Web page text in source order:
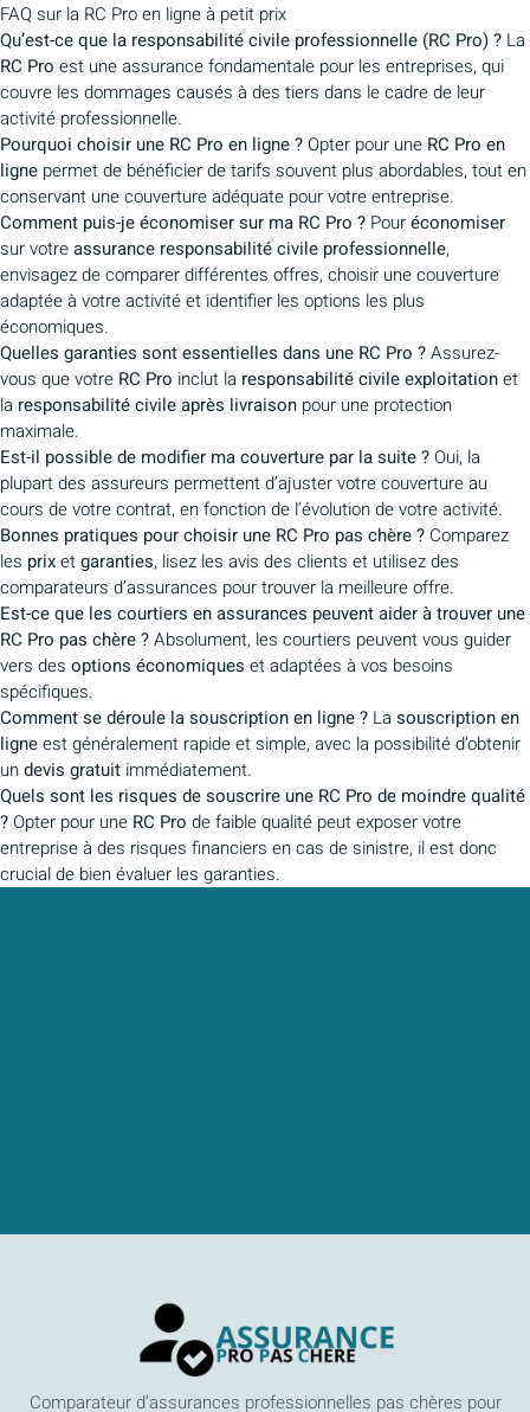
FAQ sur la RC Pro en ligne à petit prix
Qu’est-ce que la responsabilité civile professionnelle (RC Pro) ? La
RC Pro est une assurance fondamentale pour les entreprises, qui
couvre les dommages causés à des tiers dans le cadre de leur
activité professionnelle.
Pourquoi choisir une RC Pro en ligne ? Opter pour une RC Pro en
ligne permet de bénéficier de tarifs souvent plus abordables, tout en
conservant une couverture adéquate pour votre entreprise.
Comment puis-je économiser sur ma RC Pro ? Pouréconomiser
sur votreassurance responsabilité civile professionnelle,
envisagez de comparer différentes offres, choisir une couverture
adaptée à votre activité et identifier les options les plus
économiques.
Quelles garanties sont essentielles dans une RC Pro ?Assurez-
vous que votre RC Pro inclut la responsabilité civile exploitationet
la responsabilité civile après livraison pour une protection
maximale.
Est-il possible de modifier ma couverture par la suite ? Oui, la
plupart des assureurs permettent d’ajuster votre couverture au
cours de votre contrat, en fonction de l’évolution de votre activité.
Bonnes pratiques pour choisir une RC Pro pas chère ? Comparez
les prixetgaranties, lisez les avis des clients et utilisez des
comparateurs d’assurances pour trouver la meilleure offre.
Est-ce que les courtiers en assurances peuvent aider à trouver une
RC Pro pas chère ?Absolument, les courtiers peuvent vous guider
vers des options économiques et adaptées à vos besoins
spécifiques.
Comment se déroule la souscription en ligne ? La souscription en
ligneest généralement rapide et simple, avec la possibilité d’obtenir
undevis gratuit immédiatement.
Quels sont les risques de souscrire une RC Pro de moindre qualité
? Opter pour une RC Pro de faible qualité peut exposer votre
entreprise à des risques financiers en cas de sinistre, il est donc
crucial de bien évaluer les garanties.
Comparateur d’assurances professionnelles pas chères pour